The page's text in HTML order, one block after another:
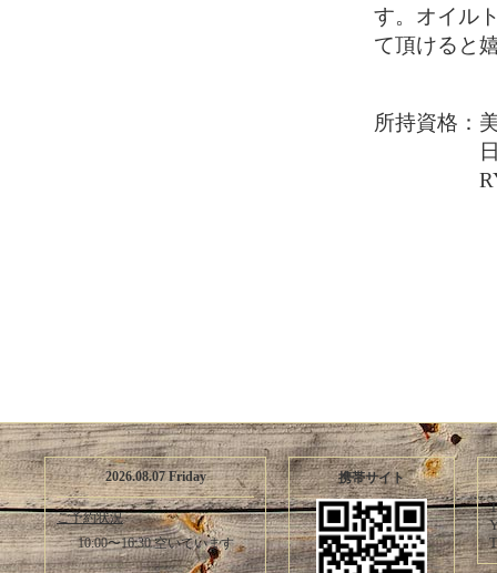
す。オイル
て頂けると
所持資格：
日本エス
RYT200
2026.08.07 Friday
ご予約状況
10:00〜16:30 空いています
携帯サイト